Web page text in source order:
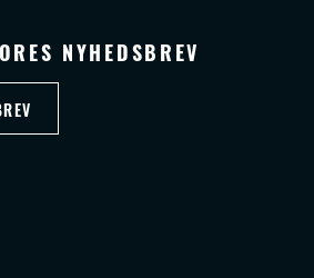
NYHEDSBREV